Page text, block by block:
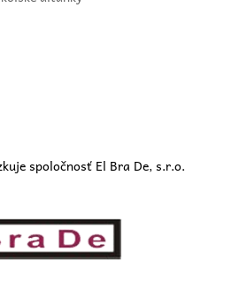
spoločnosť El Bra De, s.r.o.